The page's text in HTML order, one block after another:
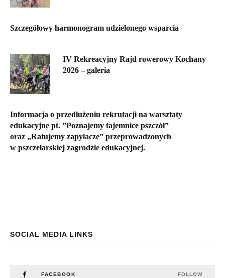
Szczegółowy harmonogram udzielonego wsparcia
IV Rekreacyjny Rajd rowerowy Kochany
2026 – galeria
Informacja o przedłużeniu rekrutacji na warsztaty
edukacyjne pt. ”Poznajemy tajemnice pszczół”
oraz „Ratujemy zapylacze” przeprowadzonych
w pszczelarskiej zagrodzie edukacyjnej.
SOCIAL MEDIA LINKS
FACEBOOK FOLLOW